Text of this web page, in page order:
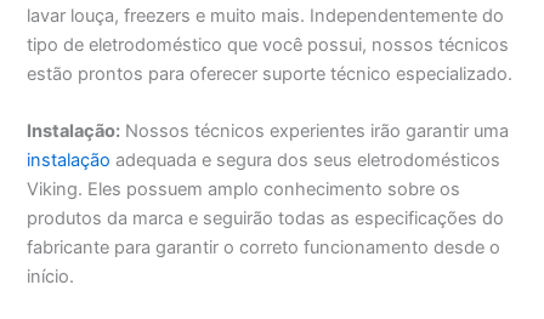
lavar louça, freezers e muito mais. Independentemente do
tipo de eletrodoméstico que você possui, nossos técnicos
estão prontos para oferecer suporte técnico especializado.
Instalação: Nossos técnicos experientes irão garantir uma
instalação adequada e segura dos seus eletrodomésticos
Viking. Eles possuem amplo conhecimento sobre os
produtos da marca e seguirão todas as especificações do
fabricante para garantir o correto funcionamento desde o
início.